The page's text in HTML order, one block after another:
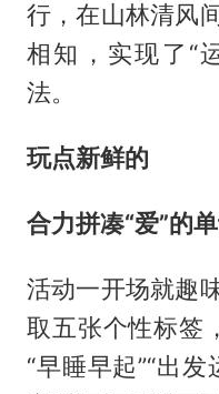
行，在山林清风
相知，实现了“
法。
玩点新鲜的
合力拼凑“爱”的
活动一开场就趣
取五张个性标签
“早睡早起”“出